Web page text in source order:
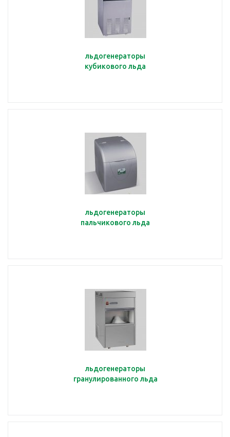
льдогенераторы
кубикового льда
льдогенераторы
пальчикового льда
льдогенераторы
гранулированного льда